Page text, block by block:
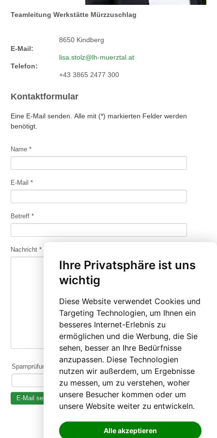
Ihre Privatsphäre ist uns
wichtig
Diese Website verwendet Cookies und
Targeting Technologien, um Ihnen ein
besseres Internet-Erlebnis zu
ermöglichen und die Werbung, die Sie
sehen, besser an Ihre Bedürfnisse
anzupassen. Diese Technologien
nutzen wir außerdem, um Ergebnisse
zu messen, um zu verstehen, woher
unsere Besucher kommen oder um
unsere Website weiter zu entwickeln.
Alle akzeptieren
Teamleitung Werkstätte Mürzzuschlag
8650 Kindberg
E-Mail:
lisa.stolz@lh-muerztal.at
Telefon:
+43 3865 2477 300
Kontaktformular
Eine E-Mail senden. Alle mit (*) markierten Felder werden
benötigt.
Name *
E-Mail *
Betreff *
Nachricht *
Spamprüfung: 8 plus 12 ist gleich
E-Mail senden